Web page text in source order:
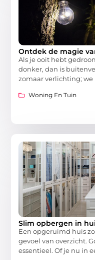
Ontdek de magie
Als je ooit hebt
donker, dan is
zomaar verlichting;
Woning En Tuin
Slim opbergen in
Een opgeruimd huis
gevoel van overzicht.
essentieel. Of je nu in